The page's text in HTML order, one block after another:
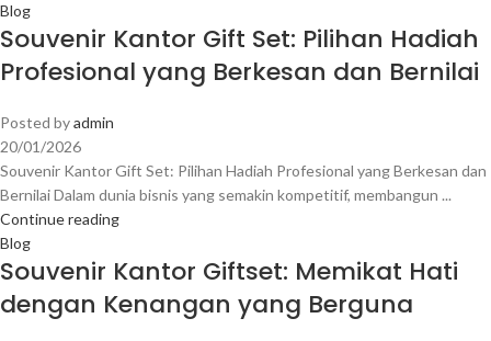
Blog
Souvenir Kantor Gift Set: Pilihan Hadiah
Profesional yang Berkesan dan Bernilai
Posted byadmin
20/01/2026
Souvenir Kantor Gift Set: Pilihan Hadiah Profesional yang Berkesan dan
Bernilai Dalam dunia bisnis yang semakin kompetitif, membangun ...
Continue reading
Blog
Souvenir Kantor Giftset: Memikat Hati
dengan Kenangan yang Berguna